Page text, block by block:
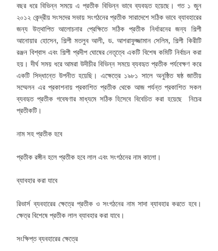
বছর ধরে বিভিন্ন সময়ে এ প্রতীক বিভিন্ন ভাবে ব্যবহৃত হয়েছে। গত ১ জুন
২০১২ কেন্দ্রীয় সংসদের সভায় সংগঠনের প্রতীক সারাদেশে সঠিক ভাবে ব্যাবহারের
জন্য উত্থাপিত আলোচনার প্রেক্ষিতে সঠিক প্রতীক নির্ধারনের জন্য শিল্পী
আনোয়ার হোসেন, শিল্পী মতলুব আলী, ড. আশরাফুজ্জামান সেলিম, শিল্পী কিরীটি
রঞ্জন বিশ্বাস এবং শিল্পী প্রদীপ ঘোষের নেতৃত্বে একটি বিশেষ কমিটি নির্বাচন করা
হয়।দীর্ঘ সময় ধরে আমরা উদীচীর বিভিন্ন সময়ে ব্যবহৃত প্রতীক পর্যবেক্ষণ করে
একটি সিদ্ধান্তে উপনীত হয়েছি। এক্ষেত্রে ১৯৮১ সালে অনুষ্ঠিত ষষ্ঠ জাতীয়
সম্মেলন এর প্রকাশনায় প্রকাশিত প্রতীক থেকে আজ পর্যন্ত প্রকাশিত সকল
ব্যবহৃত প্রতীক গবেষণার মাধ্যমে সঠিক হিসেবে বিবেচিত করা হয়েছে নিচের
প্রতীকটি।
নাম সহ প্রতীক হবে
প্রতীক রঙ্গীন হলে প্রতীক হবে লাল এবং সংগঠনের নাম কালো।
ব্যাবহার করা যাবে
রিভার্স ব্যবহারের ক্ষেত্রে প্রতীক ও সংগঠনের নাম সাদা ব্যাবহার করতে হবে।
ক্ষেত্র বিশেষে প্রতীক লাল ব্যাবহার করা যাবে।
সংক্ষিপ্ত ব্যবহারের ক্ষেত্রে